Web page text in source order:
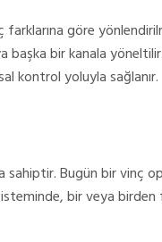
farklarına göre
başka bir kanala
kontrol yoluyla sağlanır.
sahiptir. Bugün bir vinç
bir veya